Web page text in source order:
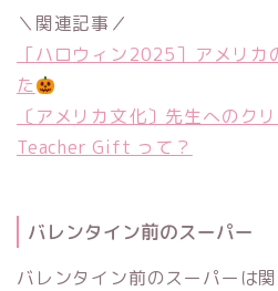
＼関連記事／
［ハロウィン2025］アメリカ
た
〔アメリカ文化〕先生へのク
Teacher Gift って？
バレンタイン前のスーパー
バレンタイン前のスーパーは